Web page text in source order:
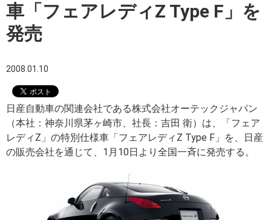
車「フェアレディZ Type F」を
発売
2008.01.10
日産自動車の関連会社である株式会社オーテックジャパン
（本社：神奈川県茅ヶ崎市、社長：吉田 衛）は、「フェア
レディZ」の特別仕様車「フェアレディZ Type F」を、日産
の販売会社を通じて、1月10日より全国一斉に発売する。